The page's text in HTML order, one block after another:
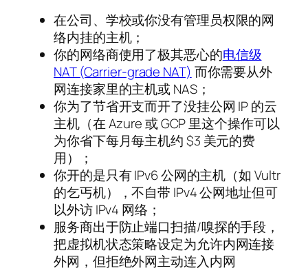
在公司、学校或你没有管理员权限的网
络内挂的主机；
你的网络商使用了极其恶心的电信级
NAT (Carrier-grade NAT) 而你需要从外
网连接家里的主机或 NAS；
你为了节省开支而开了没挂公网 IP 的云
主机（在 Azure 或 GCP 里这个操作可以
为你省下每月每主机约 $3 美元的费
用）；
你开的是只有 IPv6 公网的主机（如 Vultr
的乞丐机），不自带 IPv4 公网地址但可
以外访 IPv4 网络；
服务商出于防止端口扫描/嗅探的手段，
把虚拟机状态策略设定为允许内网连接
外网，但拒绝外网主动连入内网